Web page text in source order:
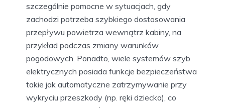
szczególnie pomocne w sytuacjach, gdy
zachodzi potrzeba szybkiego dostosowania
przepływu powietrza wewnątrz kabiny, na
przykład podczas zmiany warunków
pogodowych. Ponadto, wiele systemów szyb
elektrycznych posiada funkcje bezpieczeństwa
takie jak automatyczne zatrzymywanie przy
wykryciu przeszkody (np. ręki dziecka), co